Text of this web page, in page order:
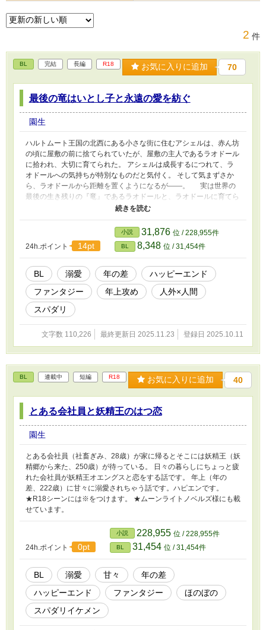
2 件
BL 完結 長編 R18 お気に入りに追加 70
最後の竜はいとし子と永遠の愛を紡ぐ
園生
ハルトムート王国の北西にある小さな街に住むアシェルは、赤ん坊
の頃に屋敷の前に捨てられていたが、屋敷の主人であるラオドール
に拾われ、大切に育てられた。 アシェルは成長するにつれて、ラ
オドールへの気持ちが特別なものだと気付く。 そして気まずさか
ら、ラオドールから距離を置くようになるが――。 実は世界の
最後の生き残りの『竜』であるラオドールと、ラオドールに育てら
れたひみつの子、アシェルの話です。 年の差、溺愛、ファンタジ
★R18シーンには※を付けています。
24h.ポイント 14pt
小説 31,876 位 / 228,955件
BL 8,348 位 / 31,454件
BL 溺愛 年の差
ハッピーエンド
ファンタジー
年上攻め
人外×人間
スパダリ
文字数 110,226 最終更新日 2025.11.23 登録日 2025.10.11
BL 連載中 短編 R18 お気に入りに追加 40
とある会社員と妖精王のはつ恋
園生
とある会社員（社畜ぎみ、28歳）が家に帰るとそこには妖精王（妖
精郷から来た、250歳）が待っている。 日々の暮らしにちょっと疲
れた会社員が妖精王オエングスと恋をする話です。 年上（年の
差、222歳）に甘々に溺愛されちゃう話です。ハピエンです。
★R18シーンには※をつけます。 ★ムーンライトノベルズ様にも載
せています。
24h.ポイント 0pt
小説 228,955 位 / 228,955件
BL 31,454 位 / 31,454件
BL 溺愛 甘々
年の差
ハッピーエンド
ファンタジー
ほのぼの
スパダリイケメン